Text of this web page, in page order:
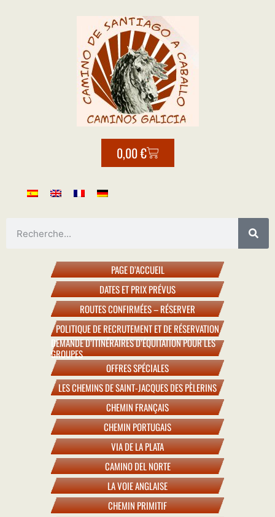
0,00€
PAGE D’ACCUEIL
DATES ET PRIX PRÉVUS
ROUTES CONFIRMÉES – RÉSERVER
POLITIQUE DE RECRUTEMENT ET DE RÉSERVATION
DEMANDE D’ITINÉRAIRES D’ÉQUITATION POUR LES
GROUPES
OFFRES SPÉCIALES
LES CHEMINS DE SAINT-JACQUES DES PÈLERINS
CHEMIN FRANÇAIS
CHEMIN PORTUGAIS
VIA DE LA PLATA
CAMINO DEL NORTE
LA VOIE ANGLAISE
CHEMIN PRIMITIF